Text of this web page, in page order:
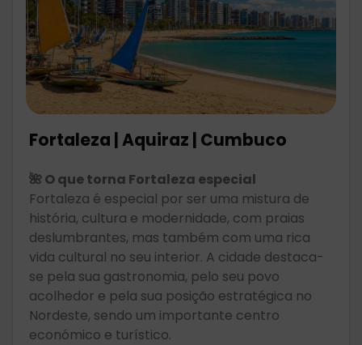
Fortaleza | Aquiraz | Cumbuco
🌺 O que torna Fortaleza especial
Fortaleza é especial por ser uma mistura de
história, cultura e modernidade, com praias
deslumbrantes, mas também com uma rica
vida cultural no seu interior. A cidade destaca-
se pela sua gastronomia, pelo seu povo
acolhedor e pela sua posição estratégica no
Nordeste, sendo um importante centro
económico e turístico.